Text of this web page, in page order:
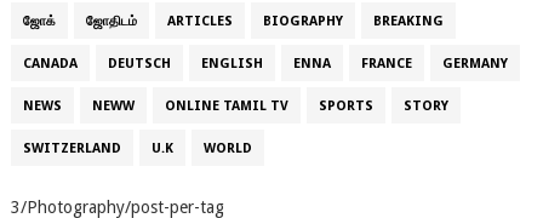
ஜோக் ஜோதிடம் ARTICLES BIOGRAPHY BREAKING
CANADA DEUTSCH ENGLISH ENNA FRANCE GERMANY
NEWS NEWW ONLINE TAMIL TV SPORTS STORY
SWITZERLAND U.K WORLD
3/Photography/post-per-tag